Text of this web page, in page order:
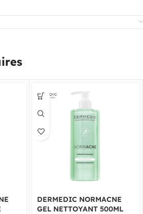
DERMEDIC NORMACNE
GEL NETTOYANT 500ML